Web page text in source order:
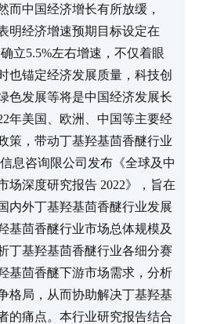
而中国经济增长有所放缓，
明经济增速预期目标设定在
立5.5%左右增速，不仅着眼
也锚定经济发展质量，科技创
色发展等将是中国经济发展长
年美国、欧洲、中国等主要经
策，带动丁基羟基茴香醚行业
息咨询限公司发布《全球及中
场深度研究报告 2022》，旨在
内外丁基羟基茴香醚行业发展
基茴香醚行业市场总体规模及
丁基羟基茴香醚行业各细分赛
基茴香醚下游市场需求，分析
格局，从而协助解决丁基羟基
的痛点。本行业研究报告结合